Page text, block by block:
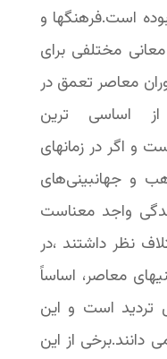
است.فرهنگها و
مختلفی برای
معاصر تعمق در
اساسی ترین
و اگر در زمانهای
و جهانبینی‌های
واجد معناست
نظر داشتند ،در
معاصر، اساساً
تردید است و این
دانند.برخی از این